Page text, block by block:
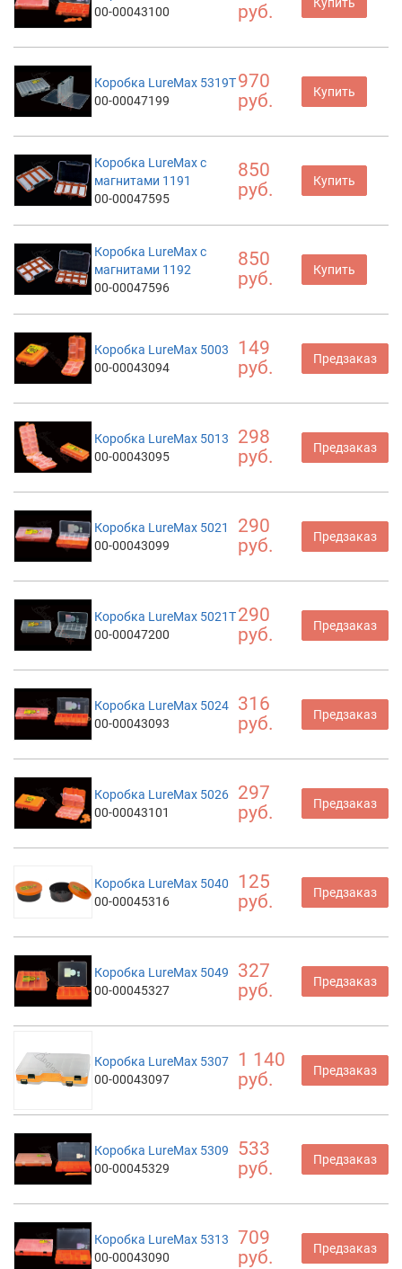
00-00043100
руб.
Коробка LureMax 5319T
00-00047199
970
руб.
Купить
Коробка LureMax с
магнитами 1191
00-00047595
850
руб.
Купить
Коробка LureMax с
магнитами 1192
00-00047596
850
руб.
Купить
Коробка LureMax 5003
00-00043094
149
руб.
Предзаказ
Коробка LureMax 5013
00-00043095
298
руб.
Предзаказ
Коробка LureMax 5021
00-00043099
290
руб.
Предзаказ
Коробка LureMax 5021T
00-00047200
290
руб.
Предзаказ
Коробка LureMax 5024
00-00043093
316
руб.
Предзаказ
Коробка LureMax 5026
00-00043101
297
руб.
Предзаказ
Коробка LureMax 5040
00-00045316
125
руб.
Предзаказ
Коробка LureMax 5049
00-00045327
327
руб.
Предзаказ
Коробка LureMax 5307
00-00043097
1 140
руб.
Предзаказ
Коробка LureMax 5309
00-00045329
533
руб.
Предзаказ
Коробка LureMax 5313
00-00043090
709
руб.
Предзаказ